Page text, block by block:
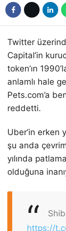
Twitter
Capital’in
token’ın
anlamlı hale
Pets.com’a
reddetti.
Uber’in erken
şu anda
yılında
olduğuna
https://